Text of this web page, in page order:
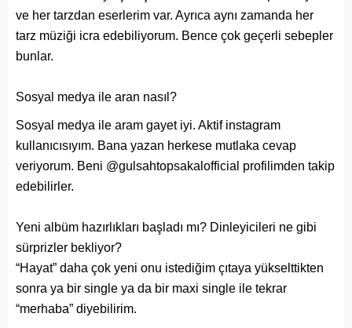
ve her tarzdan eserlerim var. Ayrıca aynı zamanda her
tarz müziği icra edebiliyorum. Bence çok geçerli sebepler
bunlar.
Sosyal medya ile aran nasıl?
Sosyal medya ile aram gayet iyi. Aktif instagram
kullanıcısıyım. Bana yazan herkese mutlaka cevap
veriyorum. Beni @gulsahtopsakalofficial profilimden takip
edebilirler.
Yeni albüm hazırlıkları başladı mı? Dinleyicileri ne gibi
sürprizler bekliyor?
“Hayat” daha çok yeni onu istediğim çıtaya yükselttikten
sonra ya bir single ya da bir maxi single ile tekrar
“merhaba” diyebilirim.